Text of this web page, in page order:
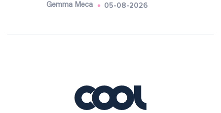
Gemma Meca 05-08-2026